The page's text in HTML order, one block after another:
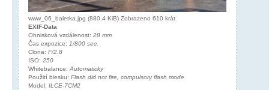
www_06_baletka.jpg (880.4 KiB) Zobrazeno 610 krát
EXIF-Data
Ohnisková vzdálenost: 28 mm
Čas expozice: 1/800 sec.
Clona: F/2.8
ISO: 250
Whitebalance:Automaticky
Použití blesku: Flash did not fire, compulsory flash mode
Model: ILCE-7CM2